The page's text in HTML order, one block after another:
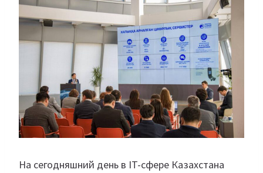
На сегодняшний день в IT-сфере Казахстана